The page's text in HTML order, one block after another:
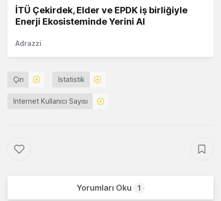
İTÜ Çekirdek, Elder ve EPDK iş birliğiyle
Enerji Ekosisteminde Yerini Al
Adrazzi
Çin Istatistik
Internet Kullanıcı Sayısı
Yorumları Oku 1